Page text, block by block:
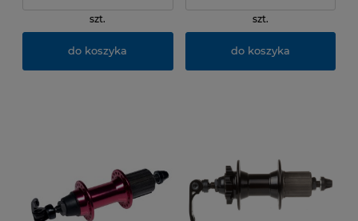
szt.
do koszyka
szt.
do koszyka